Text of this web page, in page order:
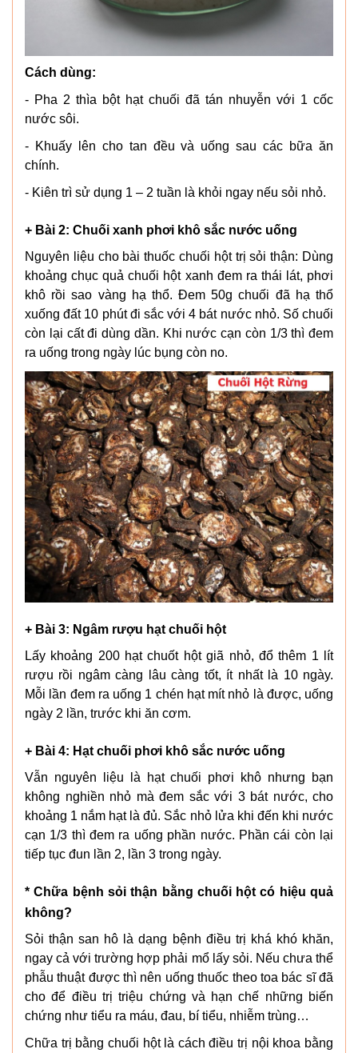
Cách dùng:
- Pha 2 thìa bột hạt chuối đã tán nhuyễn với 1 cốc
nước sôi.
- Khuấy lên cho tan đều và uống sau các bữa ăn
chính.
- Kiên trì sử dụng 1 – 2 tuần là khỏi ngay nếu sỏi nhỏ.
+ Bài 2: Chuối xanh phơi khô sắc nước uống
Nguyên liệu cho bài thuốc chuối hột trị sỏi thận: Dùng
khoảng chục quả chuối hột xanh đem ra thái lát, phơi
khô rồi sao vàng hạ thổ. Đem 50g chuối đã hạ thổ
xuống đất 10 phút đi sắc với 4 bát nước nhỏ. Số chuối
còn lại cất đi dùng dần. Khi nước cạn còn 1/3 thì đem
ra uống trong ngày lúc bụng còn no.
+ Bài 3: Ngâm rượu hạt chuối hột
Lấy khoảng 200 hạt chuốt hột giã nhỏ, đổ thêm 1 lít
rượu rồi ngâm càng lâu càng tốt, ít nhất là 10 ngày.
Mỗi lần đem ra uống 1 chén hạt mít nhỏ là được, uống
ngày 2 lần, trước khi ăn cơm.
+ Bài 4: Hạt chuối phơi khô sắc nước uống
Vẫn nguyên liệu là hạt chuối phơi khô nhưng bạn
không nghiền nhỏ mà đem sắc với 3 bát nước, cho
khoảng 1 nắm hạt là đủ. Sắc nhỏ lửa khi đến khi nước
cạn 1/3 thì đem ra uống phần nước. Phần cái còn lại
tiếp tục đun lần 2, lần 3 trong ngày.
* Chữa bệnh sỏi thận bằng chuối hột có hiệu quả
không?
Sỏi thận san hô là dạng bệnh điều trị khá khó khăn,
ngay cả với trường hợp phải mổ lấy sỏi. Nếu chưa thể
phẫu thuật được thì nên uống thuốc theo toa bác sĩ đã
cho để điều trị triệu chứng và hạn chế những biến
chứng như tiểu ra máu, đau, bí tiểu, nhiễm trùng…
Chữa trị bằng chuối hột là cách điều trị nội khoa bằng